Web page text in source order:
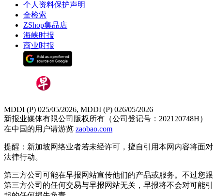
个人资料保护声明
全检索
ZShop集品店
海峡时报
商业时报
MDDI (P) 025/05/2026, MDDI (P) 026/05/2026
新报业媒体有限公司版权所有（公司登记号：202120748H）
在中国的用户请游览 zaobao.com
提醒：新加坡网络业者若未经许可，擅自引用本网内容将面对
法律行动。
第三方公司可能在早报网站宣传他们的产品或服务。不过您跟
第三方公司的任何交易与早报网站无关，早报将不会对可能引